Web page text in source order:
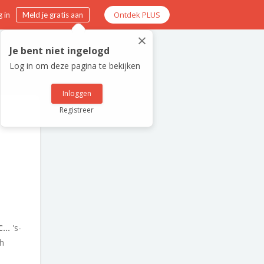
in Meld je gratis aan Ontdek PLUS
×
Je bent niet ingelogd
Log in om deze pagina te bekijken
Inloggen
Registreer
's-